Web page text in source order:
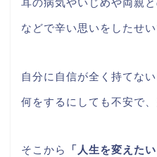
耳の病気やいじめや両親
などで辛い思いをしたせい
自分に自信が全く持てない
何をするにしても不安で
そこから 「人生を変えたい